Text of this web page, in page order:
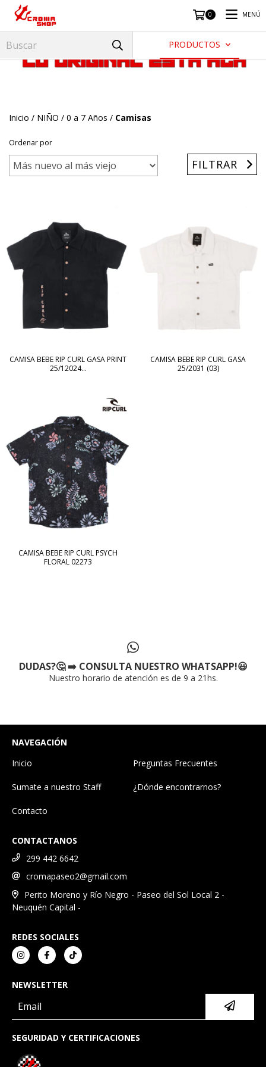
0 MENÚ
PRODUCTOS
Inicio / NIÑO / 0 a 7 Años / Camisas
Ordenar por
FILTRAR
CAMISA BEBE RIP CURL GASA PRINT
25/12024...
CAMISA BEBE RIP CURL GASA
25/2031 (03)
CAMISA BEBE RIP CURL PSYCH
FLORAL 02273
DUDAS?🤔 ➡️ CONSULTA NUESTRO WHATSAPP!😃
Nuestro horario de atención es de 9 a 21hs.
NAVEGACIÓN
Inicio
Preguntas Frecuentes
Sumate a nuestro Staff ¿Dónde encontrarnos?
Contacto
CONTACTANOS
299 442 6642
cromapaseo2@gmail.com
Perito Moreno y Río Negro - Paseo del Sol Local 2 -
Neuquén Capital -
REDES SOCIALES
NEWSLETTER
SEGURIDAD Y CERTIFICACIONES